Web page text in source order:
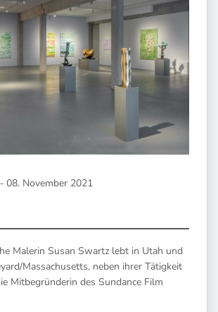
08. November 2021
Malerin Susan Swartz lebt in Utah und
Massachusetts, neben ihrer Tätigkeit
Mitbegründerin des Sundance Film